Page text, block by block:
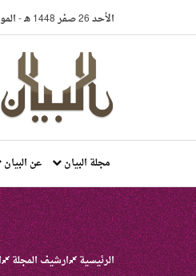
الأحد 26 صفر 1448 هـ -
مجلة البيان عن البيان
الرئيسية ارشيف المجلة